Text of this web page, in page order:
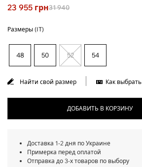
23 955 грн31 940
Размеры (IT)
48 50 52 54
Найти свой размер Как выбрать
ДОБАВИТЬ В КОРЗИНУ
Доставка 1-2 дня по Украине
Примерка перед оплатой
Отправка до 3-х товаров по выбору